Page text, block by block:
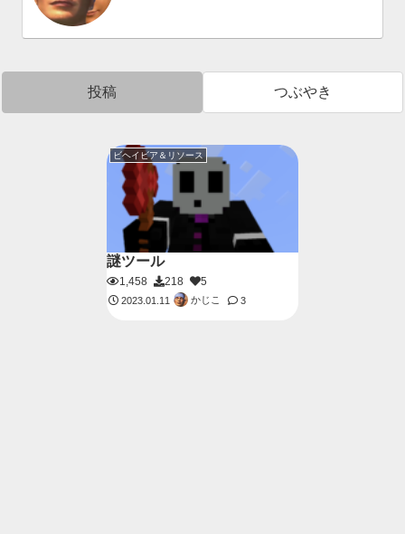
投稿 つぶやき
ビヘイビア＆リソース
謎ツール
1,458 218 5
2023.01.11 かじこ 3